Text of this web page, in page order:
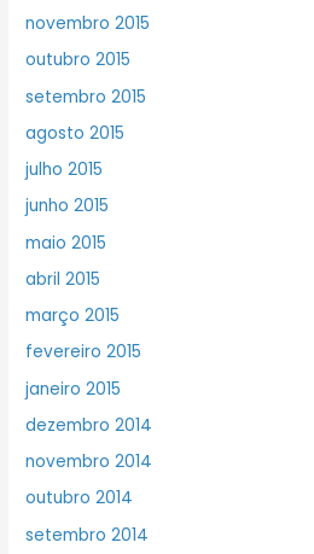
novembro 2015
outubro 2015
setembro 2015
agosto 2015
julho 2015
junho 2015
maio 2015
abril 2015
março 2015
fevereiro 2015
janeiro 2015
dezembro 2014
novembro 2014
outubro 2014
setembro 2014